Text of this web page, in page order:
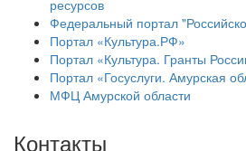
ресурсов
Федеральный портал
Портал «Культура.РФ»
Портал «Культура. Гранты
Портал «Госуслуги. Амурская
МФЦ Амурской области
Контакты